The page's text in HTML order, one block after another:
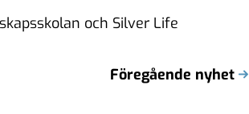
och Silver Life
Föregående nyhet